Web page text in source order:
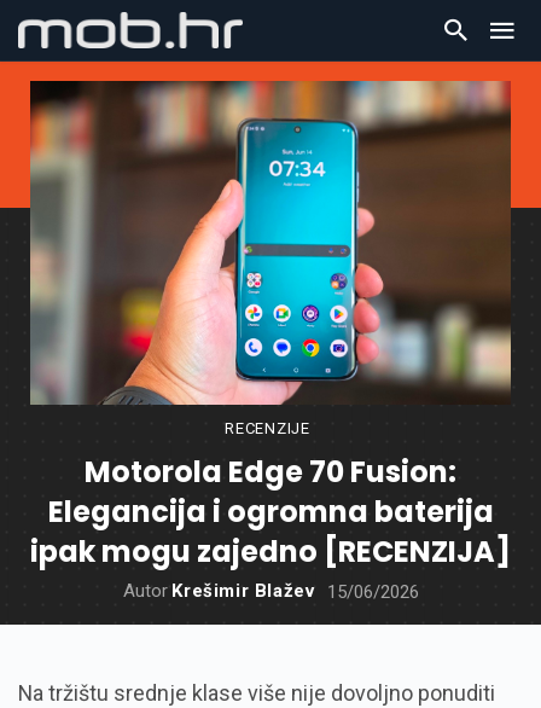
RECENZIJE
Motorola Edge 70 Fusion:
Elegancija i ogromna baterija
ipak mogu zajedno [RECENZIJA]
Autor Krešimir Blažev 15/06/2026
Na tržištu srednje klase više nije dovoljno ponuditi